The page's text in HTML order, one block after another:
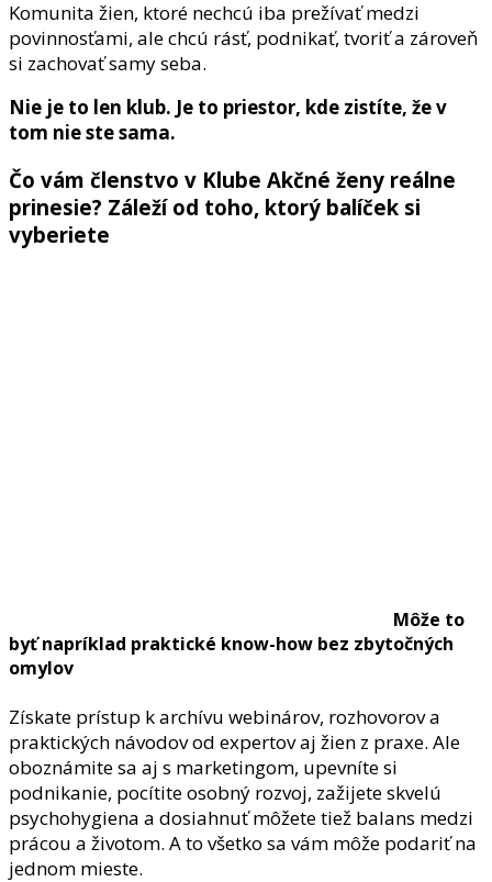
Komunita žien, ktoré nechcú iba prežívať medzi
povinnosťami, ale chcú rásť, podnikať, tvoriť a zároveň
si zachovať samy seba.
Nie je to len klub. Je to priestor, kde zistíte, že v
tom nie ste sama.
Čo vám členstvo v Klube Akčné ženy reálne
prinesie? Záleží od toho, ktorý balíček si
vyberiete
Môže to
byť napríklad praktické know-how bez zbytočných
omylov
Získate prístup k archívu webinárov, rozhovorov a
praktických návodov od expertov aj žien z praxe. Ale
oboznámite sa aj s marketingom, upevníte si
podnikanie, pocítite osobný rozvoj, zažijete skvelú
psychohygiena a dosiahnuť môžete tiež balans medzi
prácou a životom. A to všetko sa vám môže podariť na
jednom mieste.